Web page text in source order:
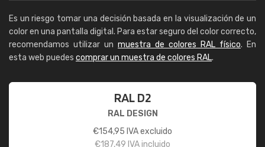
Es un riesgo tomar una decisión basada en la visualización de un
color en una pantalla digital. Para estar seguro del color correcto,
recomendamos utilizar un muestra de colores RAL físico. En
esta web puedes comprar un muestra de colores RAL.
RAL D2
RAL DESIGN
€154,95 IVA excluido
€187,49 IVA incluido